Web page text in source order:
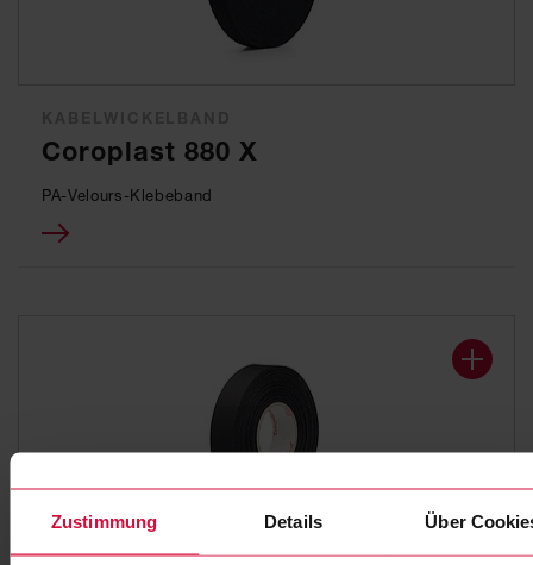
Zustimmung Details Über
Coroplast 880 X
PA-Velours-Klebeband